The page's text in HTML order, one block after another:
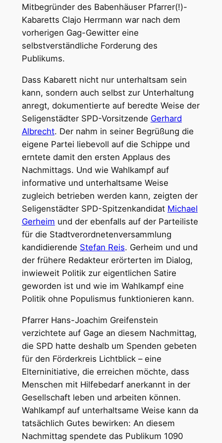
Mitbegründer des Babenhäuser Pfarrer(!)-
Kabaretts Clajo Herrmann war nach dem
vorherigen Gag-Gewitter eine
selbstverständliche Forderung des
Publikums.
Dass Kabarett nicht nur unterhaltsam sein
kann, sondern auch selbst zur Unterhaltung
anregt, dokumentierte auf beredte Weise der
Seligenstädter SPD-Vorsitzende Gerhard
Albrecht. Der nahm in seiner Begrüßung die
eigene Partei liebevoll auf die Schippe und
erntete damit den ersten Applaus des
Nachmittags. Und wie Wahlkampf auf
informative und unterhaltsame Weise
zugleich betrieben werden kann, zeigten der
Seligenstädter SPD-Spitzenkandidat Michael
Gerheim und der ebenfalls auf der Parteiliste
für die Stadtverordnetenversammlung
kandidierende Stefan Reis. Gerheim und und
der frühere Redakteur erörterten im Dialog,
inwieweit Politik zur eigentlichen Satire
geworden ist und wie im Wahlkampf eine
Politik ohne Populismus funktionieren kann.
Pfarrer Hans-Joachim Greifenstein
verzichtete auf Gage an diesem Nachmittag,
die SPD hatte deshalb um Spenden gebeten
für den Förderkreis Lichtblick – eine
Elterninitiative, die erreichen möchte, dass
Menschen mit Hilfebedarf anerkannt in der
Gesellschaft leben und arbeiten können.
Wahlkampf auf unterhaltsame Weise kann da
tatsächlich Gutes bewirken: An diesem
Nachmittag spendete das Publikum 1090